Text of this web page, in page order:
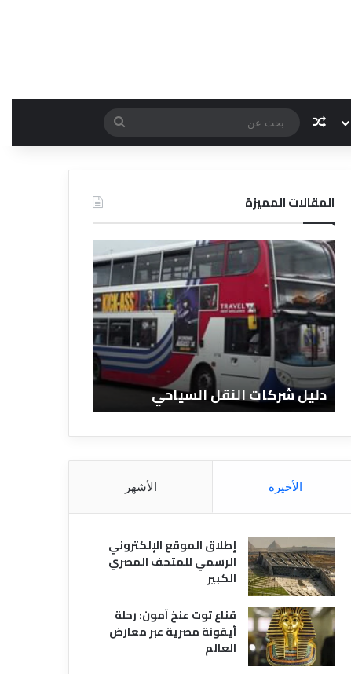
مقال عشوائي
عن
المقالات المميزة
د
ل
ي
ل
ش
ر
ا
ت
ل
ل
س
ح
ي
دليل شركات النقل السياحي
م
ي
الأخيرة الأشهر
إطلاق الموقع الإلكتروني
الرسمي للمتحف المصري
الكبير
قناع توت عنخ آمون: رحلة
أيقونة مصرية عبر معارض
العالم